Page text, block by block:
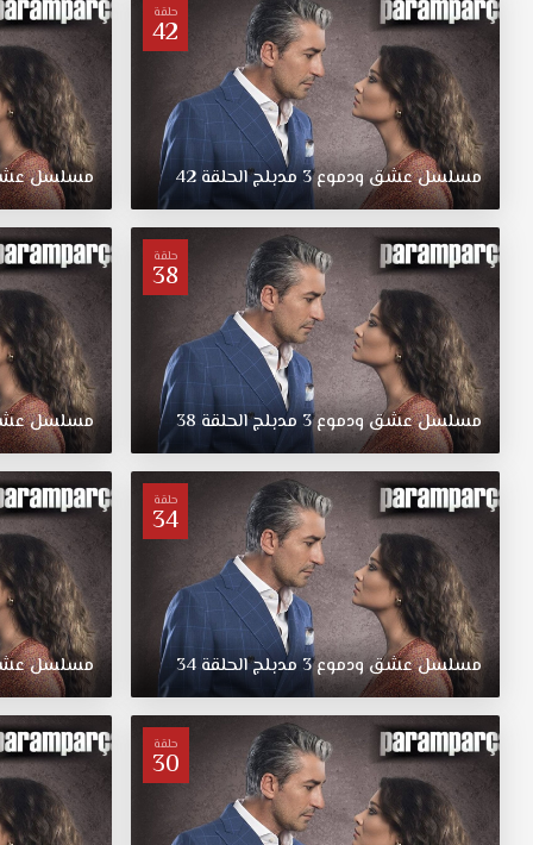
العائلتين.
حلقة
42
مسلسلعشقودموع3 مدبلجالحلقة42 مسلسل
حلقة
38
مسلسلعشقودموع3 مدبلجالحلقة 38 مسلسل
حلقة
34
مسلسلعشقودموع3 مدبلجالحلقة34 مسلسل
حلقة
30